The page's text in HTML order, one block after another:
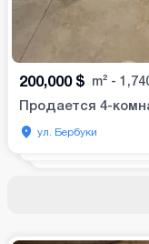
200,000 $ m² -
Продается 4-
ул. Бербуки